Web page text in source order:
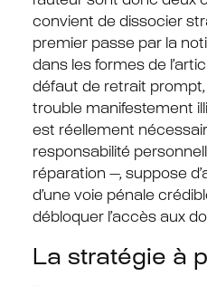
convient de dissocier
premier passe par la
dans les formes de
défaut de retrait
trouble manifestement
est réellement
responsabilité
réparation —, suppose
d’une voie pénale
débloquer l’accès aux
La stratégie à